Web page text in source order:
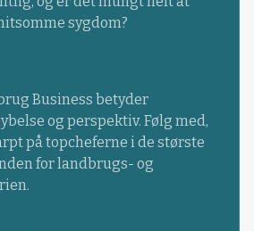
sygdom?
Business betyder
og perspektiv. Følg med,
på topcheferne i de største
for landbrugs- og